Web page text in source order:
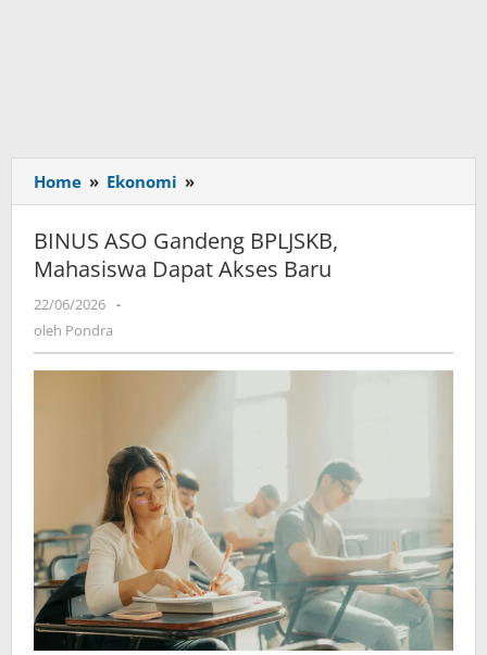
Home » Ekonomi »
ASO
Gandeng
BPLJSKB,
Mahasiswa
Baru
BINUS ASO Gandeng BPLJSKB,
Mahasiswa Dapat Akses Baru
22/06/2026 oleh
-
oleh Pondra